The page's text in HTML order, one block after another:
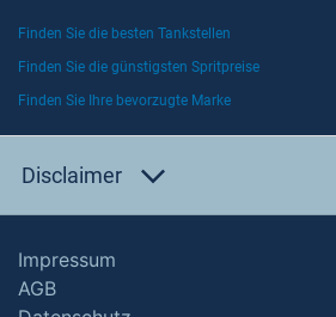
Finden Sie die besten Tankstellen
Finden Sie die günstigsten Spritpreise
Finden Sie Ihre bevorzugte Marke
Disclaimer
Impressum
AGB